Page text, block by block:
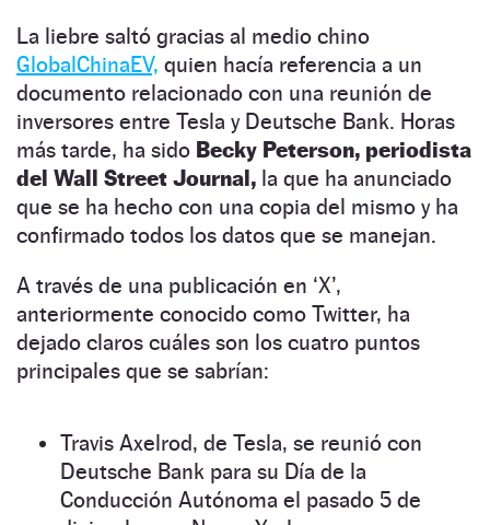
La liebre saltó gracias al medio chino
GlobalChinaEV, quien hacía referencia a un
documento relacionado con una reunión de
inversores entre Tesla y Deutsche Bank. Horas
más tarde, ha sido Becky Peterson, periodista
del Wall Street Journal, la que ha anunciado
que se ha hecho con una copia del mismo y ha
confirmado todos los datos que se manejan.
A través de una publicación en ‘X’,
anteriormente conocido como Twitter, ha
dejado claros cuáles son los cuatro puntos
principales que se sabrían:
Travis Axelrod, de Tesla, se reunió con
Deutsche Bank para su Día de la
Conducción Autónoma el pasado 5 de